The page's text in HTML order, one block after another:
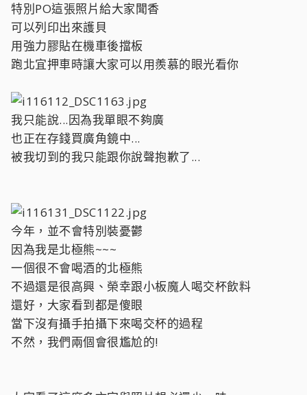
特別PO這張照片給大家聞香
可以列印出來護貝
用強力膠貼在機車後擋板
跑北宜押車時讓大家可以用羨慕的眼光看你
我只能說...因為我單眼不夠廣
也正在存錢買廣角鏡中...
被我切到的我只能跟你說聲抱歉了...
今年，並不會特別裝憂鬱
因為我是北極熊~~~
一個很不會喝酒的北極熊
不過還是很高興、榮幸跟小板魔人喝交杯飲料
還好，大家看到都是傻眼
當下沒有攝手拍攝下來喝交杯的過程
不然，我們兩個會很尷尬的!